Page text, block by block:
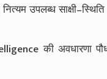
उपलब्ध
की अवधारणा